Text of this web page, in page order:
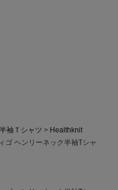
半袖Ｔシャツ
Healthknit
ゴ ヘンリーネック半袖Tシャ